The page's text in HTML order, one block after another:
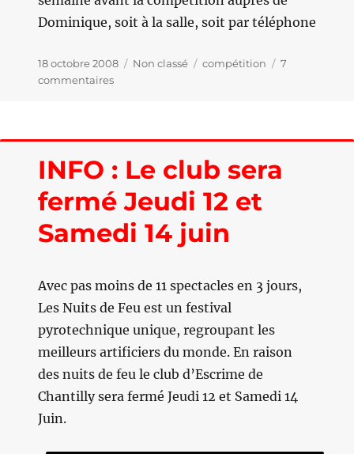
Dominique, soit à la salle, soit par téléphone
Publié
le
18 octobre 2008 Catégories
Non classé Étiquettes
compétition
7
commentairessur
…
INFO : Le club sera
fermé Jeudi 12 et
Samedi 14 juin
Avec pas moins de 11 spectacles en 3 jours,
Les Nuits de Feu est un festival
pyrotechnique unique, regroupant les
meilleurs artificiers du monde. En raison
des nuits de feu le club d’Escrime de
Chantilly sera fermé Jeudi 12 et Samedi 14
Juin.